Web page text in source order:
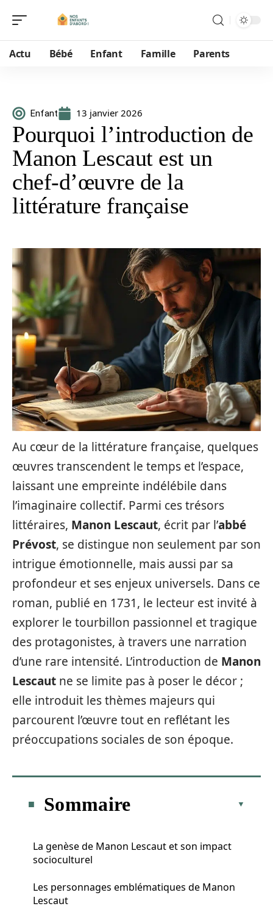
Actu Bébé Enfant Famille Parents
Enfant 13 janvier 2026
Pourquoi l’introduction de
Manon Lescaut est un
chef-d’œuvre de la
littérature française
Au cœur de la littérature française, quelques
œuvres transcendent le temps et l’espace,
laissant une empreinte indélébile dans
l’imaginaire collectif. Parmi ces trésors
littéraires, Manon Lescaut, écrit par l’abbé
Prévost, se distingue non seulement par son
intrigue émotionnelle, mais aussi par sa
profondeur et ses enjeux universels. Dans ce
roman, publié en 1731, le lecteur est invité à
explorer le tourbillon passionnel et tragique
des protagonistes, à travers une narration
d’une rare intensité. L’introduction de Manon
Lescaut ne se limite pas à poser le décor ;
elle introduit les thèmes majeurs qui
parcourent l’œuvre tout en reflétant les
préoccupations sociales de son époque.
Sommaire
La genèse de Manon Lescaut et son impact
socioculturel
Les personnages emblématiques de Manon
Lescaut